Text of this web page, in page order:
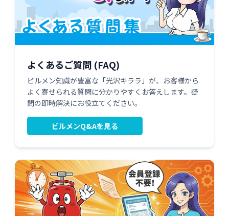
よくあるご質問 (FAQ)
ビルメン知識が豊富な「光沢キララ」が、お客様から
よく寄せられる質問に分かりやすくお答えします。疑
問の即時解決にお役立てください。
ビルメンQ&Aを見る